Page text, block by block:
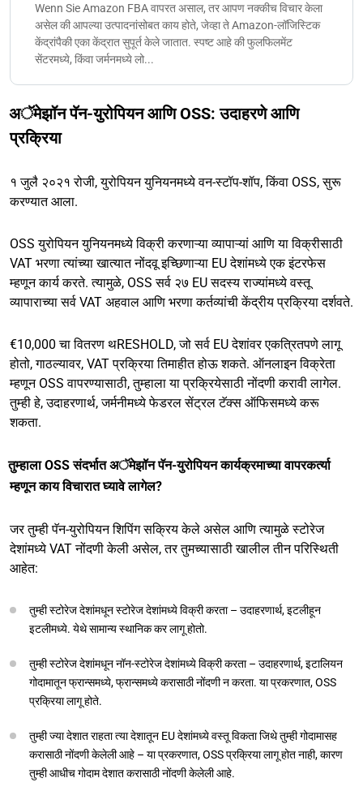
Wenn Sie Amazon FBA वापरत असाल, तर आपण नक्कीच विचार केला
असेल की आपल्या उत्पादनांसोबत काय होते, जेव्हा ते Amazon-लॉजिस्टिक
केंद्रांपैकी एका केंद्रात सुपूर्त केले जातात. स्पष्ट आहे की फुलफिलमेंट
सेंटरमध्ये, किंवा जर्मनमध्ये लो...
अॅमेझॉन पॅन-युरोपियन आणि OSS: उदाहरणे आणि
प्रक्रिया
१ जुलै २०२१ रोजी, युरोपियन युनियनमध्ये वन-स्टॉप-शॉप, किंवा OSS, सुरू
करण्यात आला.
OSS युरोपियन युनियनमध्ये विक्री करणाऱ्या व्यापाऱ्यां आणि या विक्रीसाठी
VAT भरणा त्यांच्या खात्यात नोंदवू इच्छिणाऱ्या EU देशांमध्ये एक इंटरफेस
म्हणून कार्य करते. त्यामुळे, OSS सर्व २७ EU सदस्य राज्यांमध्ये वस्तू
व्यापाराच्या सर्व VAT अहवाल आणि भरणा कर्तव्यांची केंद्रीय प्रक्रिया दर्शवते.
€10,000 चा वितरण थRESHOLD, जो सर्व EU देशांवर एकत्रितपणे लागू
होतो, गाठल्यावर, VAT प्रक्रिया तिमाहीत होऊ शकते. ऑनलाइन विक्रेता
म्हणून OSS वापरण्यासाठी, तुम्हाला या प्रक्रियेसाठी नोंदणी करावी लागेल.
तुम्ही हे, उदाहरणार्थ, जर्मनीमध्ये फेडरल सेंट्रल टॅक्स ऑफिसमध्ये करू
शकता.
तुम्हाला OSS संदर्भात अॅमेझॉन पॅन-युरोपियन कार्यक्रमाच्या वापरकर्त्या
म्हणून काय विचारात घ्यावे लागेल?
जर तुम्ही पॅन-युरोपियन शिपिंग सक्रिय केले असेल आणि त्यामुळे स्टोरेज
देशांमध्ये VAT नोंदणी केली असेल, तर तुमच्यासाठी खालील तीन परिस्थिती
आहेत:
तुम्ही स्टोरेज देशांमधून स्टोरेज देशांमध्ये विक्री करता – उदाहरणार्थ, इटलीहून
इटलीमध्ये. येथे सामान्य स्थानिक कर लागू होतो.
तुम्ही स्टोरेज देशांमधून नॉन-स्टोरेज देशांमध्ये विक्री करता – उदाहरणार्थ, इटालियन
गोदामातून फ्रान्समध्ये, फ्रान्समध्ये करासाठी नोंदणी न करता. या प्रकरणात, OSS
प्रक्रिया लागू होते.
तुम्ही ज्या देशात राहता त्या देशातून EU देशांमध्ये वस्तू विकता जिथे तुम्ही गोदामासह
करासाठी नोंदणी केलेली आहे – या प्रकरणात, OSS प्रक्रिया लागू होत नाही, कारण
तुम्ही आधीच गोदाम देशात करासाठी नोंदणी केलेली आहे.